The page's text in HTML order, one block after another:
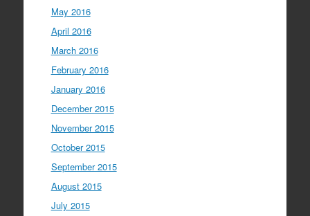
May 2016
April 2016
March 2016
February 2016
January 2016
December 2015
November 2015
October 2015
September 2015
August 2015
July 2015